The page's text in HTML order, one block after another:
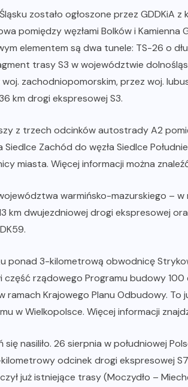
zostało ogłoszone przez GDDKiA z
pomiędzy węzłami Bolków i Kamienna
elementem są dwa tunele: TS-26 o
trasy S3 w województwie
zachodniopomorskim, przez woj.
km drogi ekspresowej S3.
z trzech odcinków autostrady A2
Zachód do węzła Siedlce
miasta. Więcej informacji można
warmińsko-mazurskiego – w
km dwujezdniowej drogi ekspresowej
ponad 3-kilometrową obwodnicę
część rządowego Programu budowy
ramach Krajowego Planu Odbudowy. To
w Wielkopolsce. Więcej informacji
nasiliło. 26 sierpnia w południowej
odcinek drogi ekspresowej
już istniejące trasy (Moczydło –